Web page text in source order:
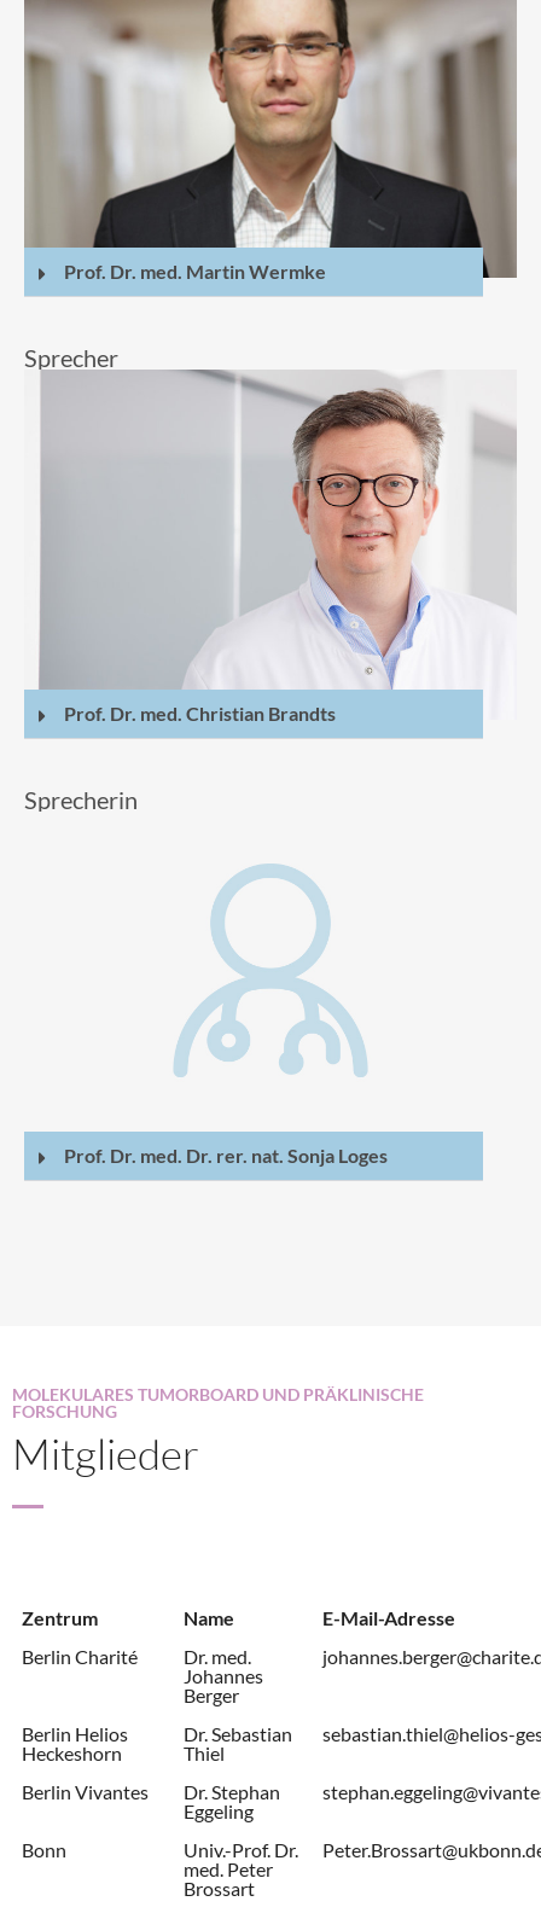
Prof. Dr. med. Martin Wermke
Sprecher
Prof. Dr. med. Christian Brandts
Sprecherin
Prof. Dr. med. Dr. rer. nat. Sonja Loges
MOLEKULARES TUMORBOARD UND PRÄKLINISCHE
FORSCHUNG
Mitglieder
Zentrum Name
E-Mail-Adresse
Berlin Charité
Dr. med.
Johannes
Berger
Berlin Helios
Heckeshorn
Dr. Sebastian
Thiel
sebastian.thiel@helios-
Berlin Vivantes
Dr. Stephan
Eggeling
Bonn
Univ.-Prof. Dr.
med. Peter
Brossart